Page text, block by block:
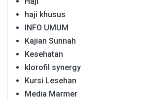
haji khusus
INFO UMUM
Kajian Sunnah
Kesehatan
klorofil synergy
Kursi Lesehan
Media Marmer